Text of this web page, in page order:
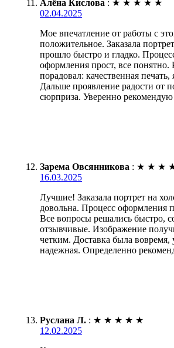
Алёна Кислова : ★ ★ ★ ★ ★
02.04.2025
Мое впечатление от работы с
положительное. Заказала
прошло быстро и гладко.
оформления прост, все понятно.
порадовал: качественная печать,
Дальше проявление радости от
сюрприза. Уверенно
Зарема Овсянникова : ★ ★ ★
16.03.2025
Лучшие! Заказала портрет на
довольна. Процесс оформления
Все вопросы решались быстро,
отзывчивые. Изображение
четким. Доставка была вовремя,
надежная. Определенно
Руслана Л. : ★ ★ ★ ★ ★
12.02.2025